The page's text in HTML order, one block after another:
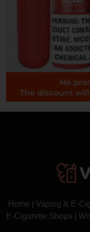
Home Vaping & E-
E-Cigarette Shops